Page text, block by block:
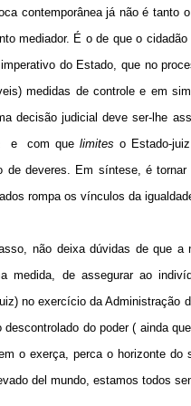
contemporânea já não é
mediador. É o de que o
do Estado, que no
medidas de controle e em
decisão judicial deve ser-lhe
e com que limites o Estado-
de deveres. Em síntese, é
rompa os vínculos da
não deixa dúvidas de que
medida, de assegurar ao
no exercício da
do poder ( ainda
o exerça, perca o horizonte
del mundo, estamos todos